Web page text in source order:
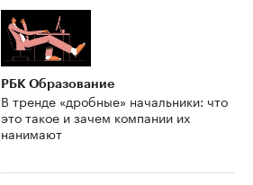
РБК Образование
В тренде «дробные» начальники: что
это такое и зачем компании их
нанимают